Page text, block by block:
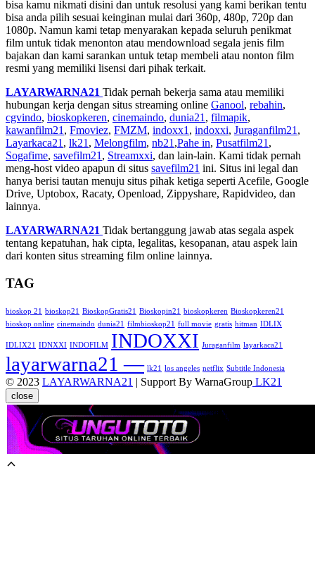
bisa kamu nikmati disini dan untuk resolusi yang kami berikan tentu
bisa anda pilih sesuai keinginan mulai dari 360p, 480p, 720p dan
1080p. Namun kami tetap menyarakan kepada seluruh penikmat
film untuk tidak menonton atau mendownload segala jenis film
bajakan dan kami sarankan untuk tetap membeli atau nonton film
resmi yang memiliki lisensi dari pihak terkait.
LAYARWARNA21 Tidak pernah bekerja sama atau memiliki
hubungan kerja dengan situs streaming online Ganool, rebahin,
cgvindo, bioskopkeren, cinemaindo, dunia21 , filmapik,
kawanfilm21 , Fmoviez, FMZM, indoxx1 , indoxxi, Juraganfilm21 ,
Layarkaca21 , lk21 , Melongfilm, nb21 ,Pahe in, Pusatfilm21 ,
Sogafime, savefilm21 , Streamxxi, dan lain-lain. Kami tidak pernah
meng-host video apapun di situs savefilm21 ini. Situs ini legal dan
hanya berisi tautan menuju situs pihak ketiga seperti Acefile, Google
Drive, Uptobox, Racaty, Openload, Zippyshare, Rapidvideo, dan
lainnya.
LAYARWARNA21 Tidak bertanggung jawab atas segala aspek
tentang kepatuhan, hak cipta, legalitas, kesopanan, atau aspek lain
dari konten situs streaming film online lainnya.
TAG
bioskop 21 bioskop21 BioskopGratis21 Bioskopin21 bioskopkeren Bioskopkeren21
bioskop online cinemaindo dunia21 filmbioskop21 full movie gratis hitman IDLIX
IDLIX21 IDNXXI INDOFILM INDOXXI Juraganfilm layarkaca21
layarwarna21 — lk21 los angeles netflix Subtitle Indonesia
© 2023 LAYARWARNA21 | Support By WarnaGroup LK21
close